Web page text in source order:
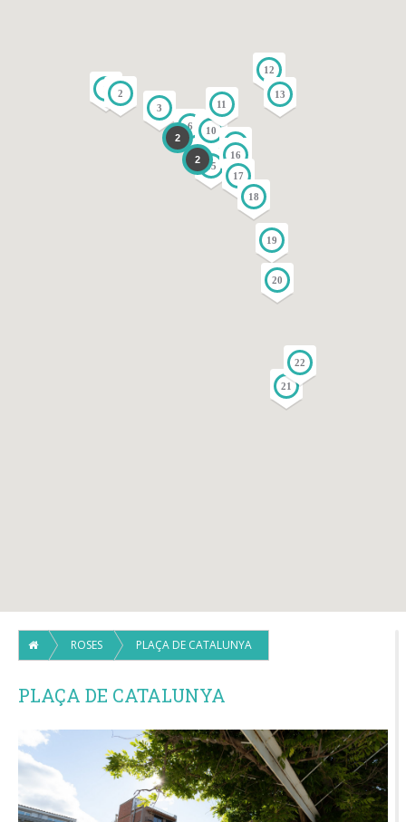
1
2
3
6
9
10
11
12
13
14
15
16
17
18
19
20
21
22
2
2
ROSES PLAÇA DE CATALUNYA
PLAÇA DE CATALUNYA